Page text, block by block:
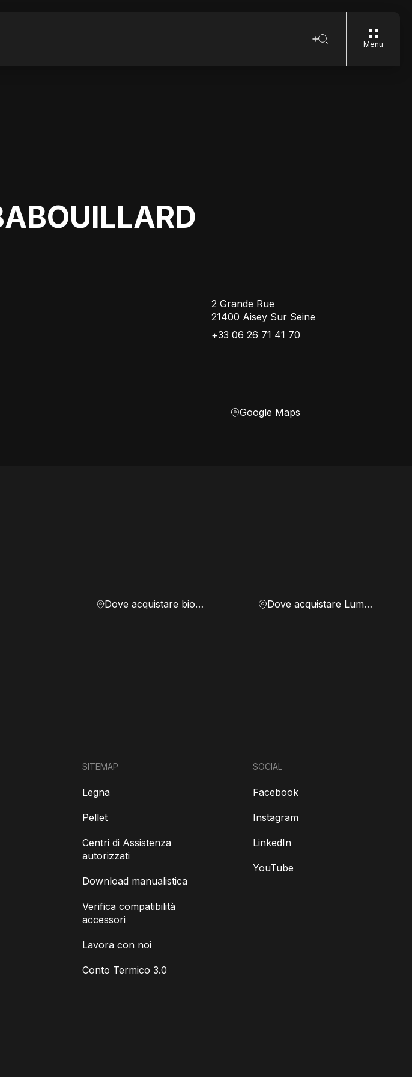
Menu
2 Grande Rue
21400 Aisey Sur Seine
+33 06 26 71 41 70
Google Maps
Dove acquistare biomassa Dove acquistare Lumen
SITEMAP
Legna
Pellet
Centri di Assistenza
autorizzati
Download manualistica
Verifica compatibilità
accessori
Lavora con noi
Conto Termico 3.0
SOCIAL
Facebook
Instagram
LinkedIn
YouTube